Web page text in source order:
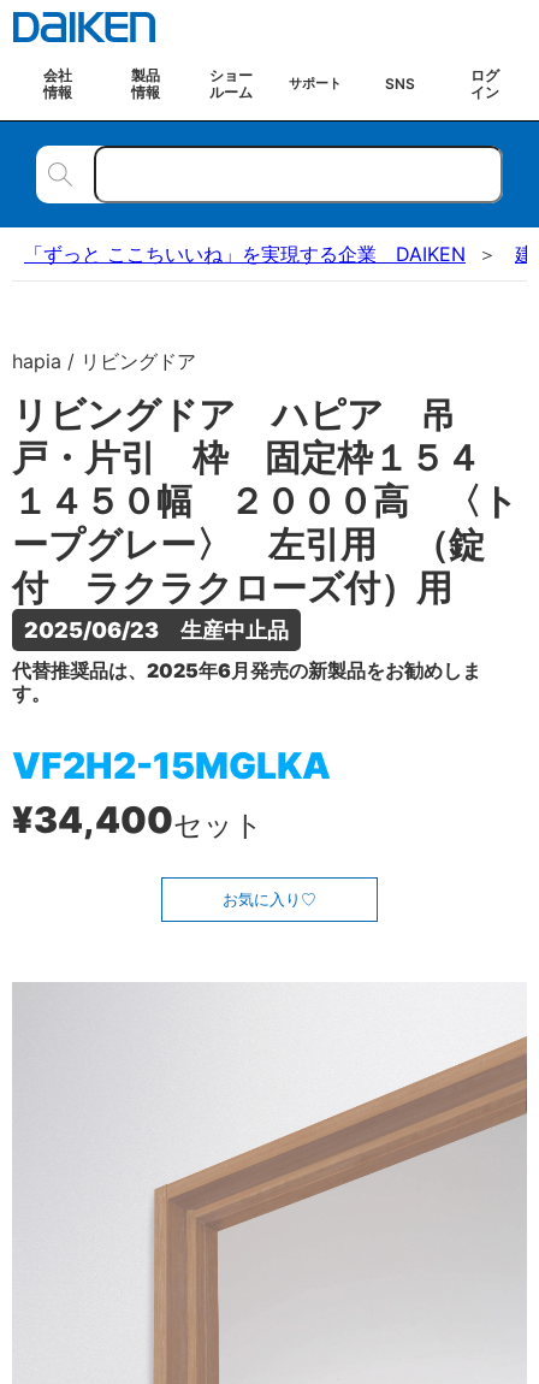
会社
情報
製品
情報
ショー
ルーム
サポート SNS
ログ
イン
「ずっと ここちいいね」を実現する企業 DAIKEN 建
hapia / リビングドア
リビングドア ハピア 吊
戸・片引 枠 固定枠１５４
１４５０幅 ２０００高 〈ト
ープグレー〉 左引用 （錠
付 ラクラクローズ付）用
2025/06/23　生産中止品
代替推奨品は、2025年6月発売の新製品をお勧めしま
す。
VF2H2-15MGLKA
¥34,400セット
お気に入り